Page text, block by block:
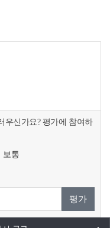
우신가요? 평가에 참여하
보통
평가